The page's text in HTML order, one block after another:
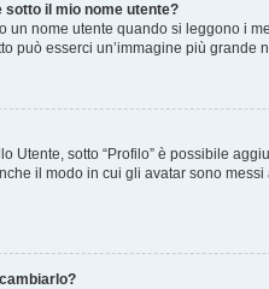
sotto il mio nome utente?
un nome utente quando si leggono i
può esserci un’immagine più
Utente, sotto “Profilo” è possibile
il modo in cui gli avatar sono